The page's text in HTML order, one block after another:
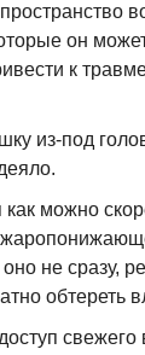
он
к
из-под
как можно
оно не сразу,
обтереть
свежего